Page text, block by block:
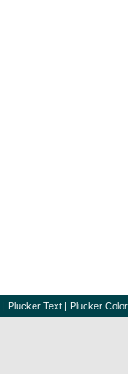
| Plucker Text | Plucker Color